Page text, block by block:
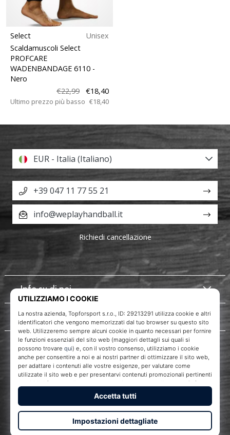
Select
Unisex
Scaldamuscoli Select
PROFCARE
WADENBANDAGE 6110 -
Nero
€22,99
€18,40
Ultimo prezzo più basso €18,40
WePlayHandball.it
Info su di noi
Servizio clienti
EUR - Italia (Italiano)
+39 047 11 77 55 21
info@weplayhandball.it
Richiedi cancellazione
Topforsport s. r. o., Dukelská třída 1666/106, Brno, 614 00
codice fiscale: CZ29213291